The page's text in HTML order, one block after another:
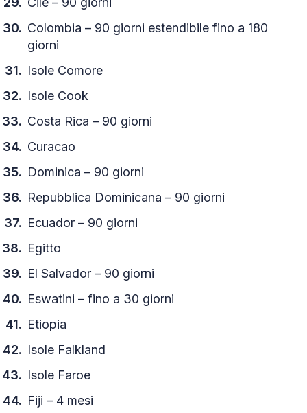
Colombia – 90 giorni estendibile fino a 180
giorni
Isole Comore
Isole Cook
Costa Rica – 90 giorni
Curacao
Dominica – 90 giorni
Repubblica Dominicana – 90 giorni
Ecuador – 90 giorni
Egitto
El Salvador – 90 giorni
Eswatini – fino a 30 giorni
Etiopia
Isole Falkland
Isole Faroe
Fiji – 4 mesi